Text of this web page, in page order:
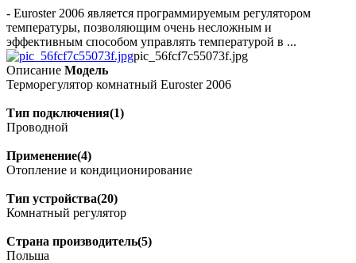
- Euroster 2006 является программируемым регулятором
температуры, позволяющим очень несложным и
эффективным способом управлять температурой в ...
pic_56fcf7c55073f.jpg
Описание Модель
Терморегулятор комнатный Euroster 2006
Тип подключения(1)
Проводной
Применение(4)
Отопление и кондиционирование
Тип устройства(20)
Комнатный регулятор
Страна производитель(5)
Польша